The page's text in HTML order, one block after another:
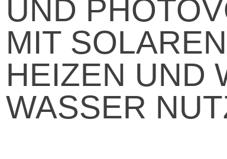
UND
MIT
HEIZEN UND
WASSER